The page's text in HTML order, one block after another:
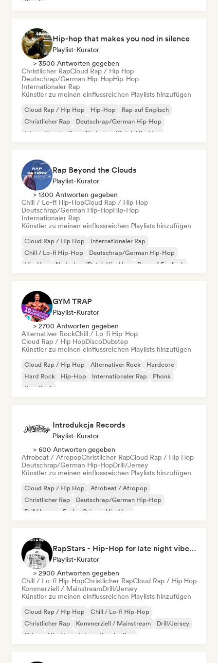
Phonk
Hip-hop that makes you nod in silence
Playlist-Kurator
> 3500 Antworten gegeben
Christlicher RapCloud Rap / Hip Hop
Deutschrap/German Hip-HopHip-Hop
Internationaler Rap
Künstler zu meinen einflussreichen Playlists hinzufügen
Cloud Rap / Hip Hop Hip-Hop
Rap auf Englisch
Christlicher Rap
Deutschrap/German Hip-Hop
Internationaler Rap
Nederhop/Dutch Hip-Hop
Rap Beyond the Clouds
Playlist-Kurator
> 1300 Antworten gegeben
Chill / Lo-fi Hip-HopCloud Rap / Hip Hop
Deutschrap/German Hip-HopHip-Hop
Internationaler Rap
Künstler zu meinen einflussreichen Playlists hinzufügen
Cloud Rap / Hip Hop
Internationaler Rap
Chill / Lo-fi Hip-Hop
Deutschrap/German Hip-Hop
Hip-Hop
Nederhop/Dutch Hip-Hop
Rap auf Englisch
GYM TRAP
Playlist-Kurator
> 2700 Antworten gegeben
Alternativer RockChill / Lo-fi Hip-Hop
Cloud Rap / Hip HopDiscoDubstep
Künstler zu meinen einflussreichen Playlists hinzufügen
Cloud Rap / Hip Hop Alternativer Rock
Hardcore
Hard Rock
Hip-Hop Internationaler Rap
Phonk
Pop-Rock
Introdukcja Records
Playlist-Kurator
> 600 Antworten gegeben
Afrobeat / AfropopChristlicher RapCloud Rap / Hip Hop
Deutschrap/German Hip-HopDrill/Jersey
Künstler zu meinen einflussreichen Playlists hinzufügen
Cloud Rap / Hip Hop
Afrobeat / Afropop
Christlicher Rap
Deutschrap/German Hip-Hop
Drill/Jersey
Funk Grime Hip-Hop
RapStars - Hip-Hop for late night vibes (by Music Outsider)
Playlist-Kurator
> 2900 Antworten gegeben
Chill / Lo-fi Hip-HopChristlicher RapCloud Rap / Hip Hop
Kommerziell / MainstreamDrill/Jersey
Künstler zu meinen einflussreichen Playlists hinzufügen
Cloud Rap / Hip Hop
Chill / Lo-fi Hip-Hop
Christlicher Rap
Kommerziell / Mainstream
Drill/Jersey
Grime
Hip-Hop Internationaler Rap